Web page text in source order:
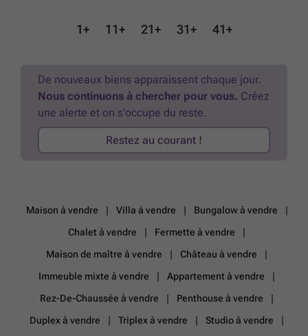
cadre de vie d’exception et un confort optimal (chauffage au sol,
énergétique. PEB A. Parking en supplément. Local sécurisé pour
vélos. Vente sous le régime de la TVA (21 %). Possibilité de bénéficier
de la TVA à 6 %, sous conditions. À découvrir sans tarder chez L&P
En savoir plus ?
1+ 11+ 21+ 31+ 41+
De nouveaux biens apparaissent chaque jour.
Nous continuons à chercher pour vous. Créez
une alerte et on s'occupe du reste.
Restez au courant !
Maison à vendre Villa à vendre
Bungalow à vendre
Chalet à vendre
Fermette à vendre
Maison de maître à vendre
Château à vendre
Immeuble mixte à vendre
Appartement à vendre
Rez-De-Chaussée à vendre
Penthouse à vendre
Duplex à vendre
Triplex à vendre
Studio à vendre